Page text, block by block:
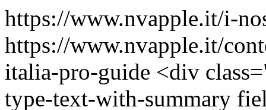
https://www.nvapple.it/i-
https://www.nvapple.it/
italia-pro-guide <div
type-text-with-summary